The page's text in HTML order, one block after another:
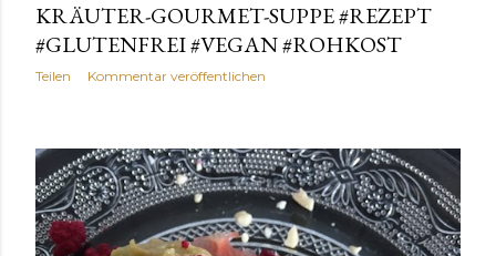
KRÄUTER-GOURMET-SUPPE #REZEPT
#GLUTENFREI #VEGAN #ROHKOST
Teilen Kommentar veröffentlichen